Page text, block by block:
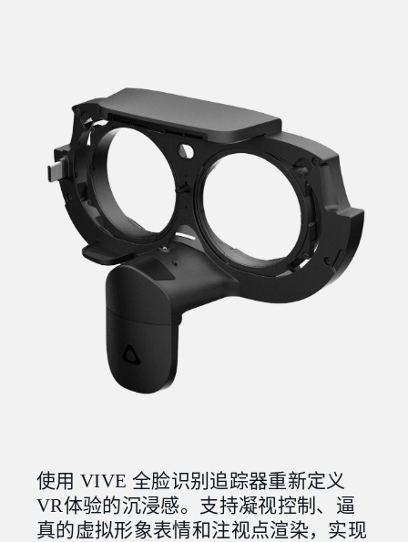
使用 VIVE 全脸识别追踪器重新定义
VR体验的沉浸感。支持凝视控制、逼
真的虚拟形象表情和注视点渲染，实现